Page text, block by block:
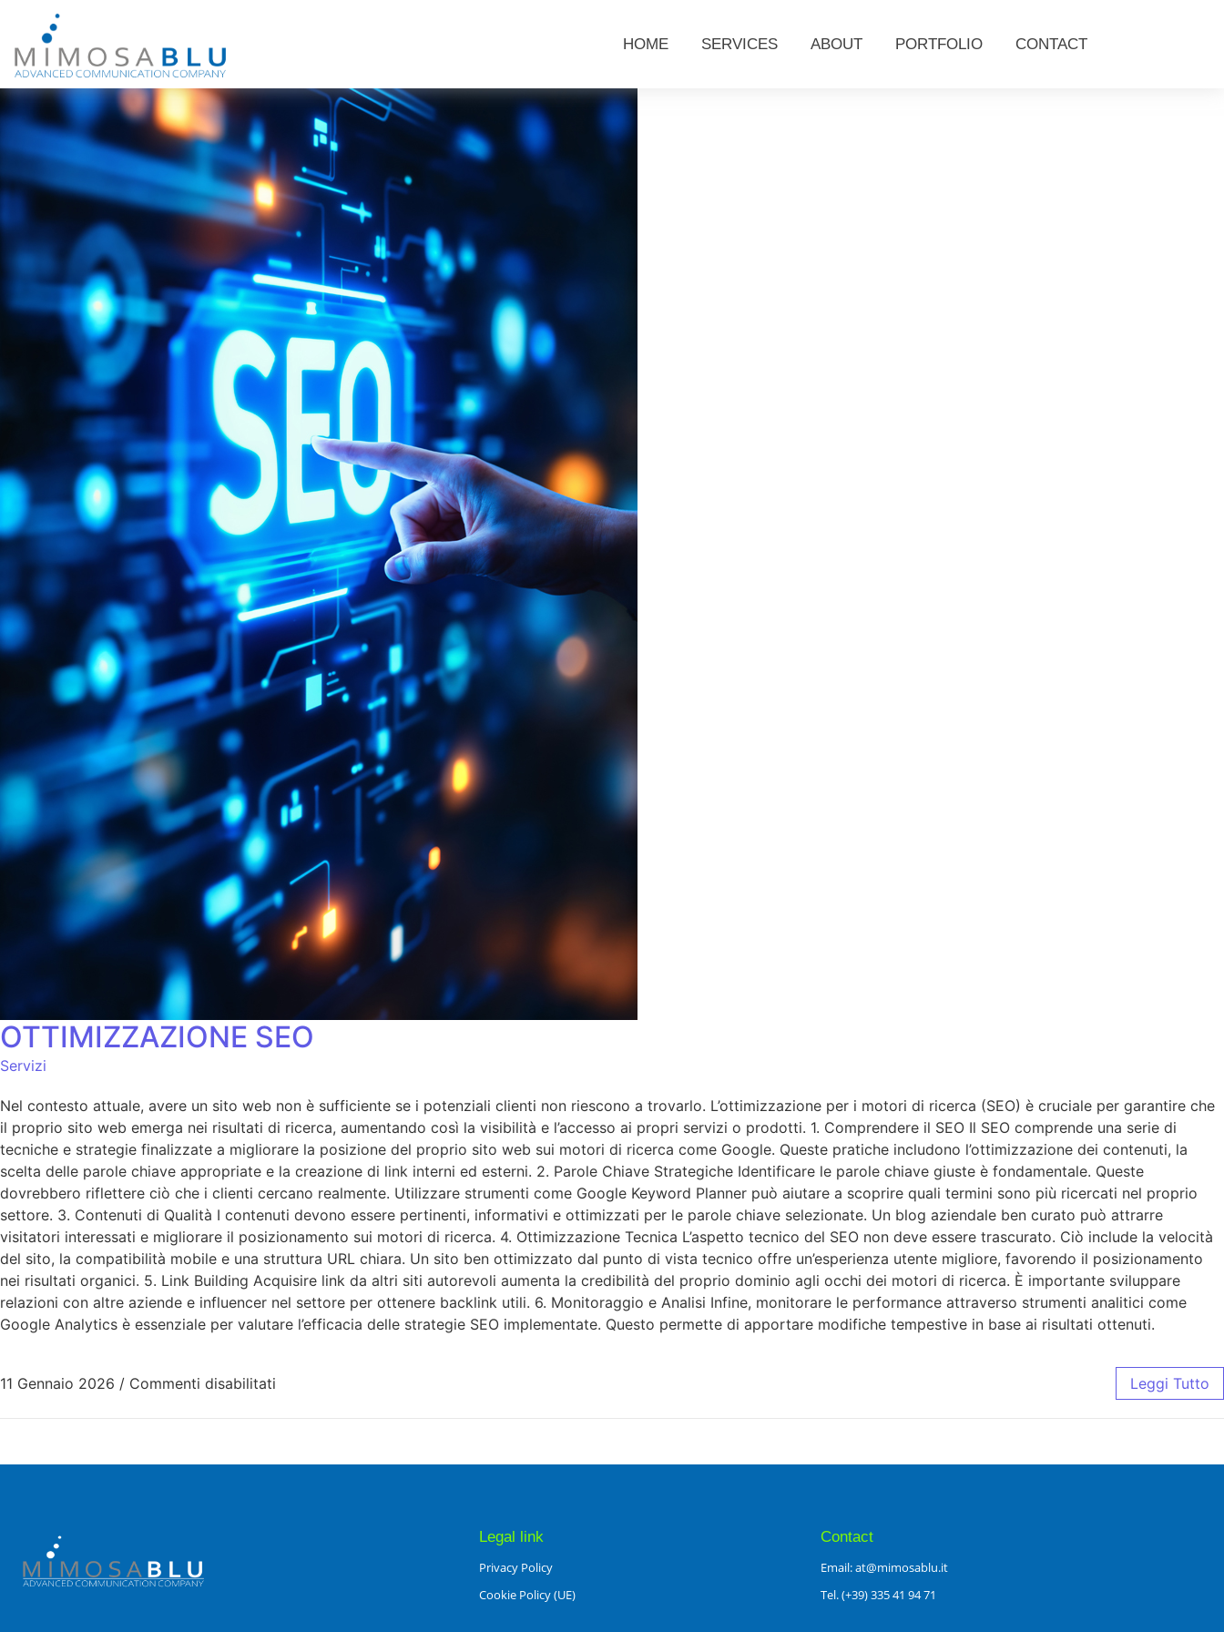
HOME SERVICES ABOUT PORTFOLIO CONTACT
OTTIMIZZAZIONE SEO
Servizi
Nel contesto attuale, avere un sito web non è sufficiente se i potenziali clienti non riescono a trovarlo. L’ottimizzazione per i motori di ricerca (SEO) è cruciale per garantire che
il proprio sito web emerga nei risultati di ricerca, aumentando così la visibilità e l’accesso ai propri servizi o prodotti. 1. Comprendere il SEO Il SEO comprende una serie di
tecniche e strategie finalizzate a migliorare la posizione del proprio sito web sui motori di ricerca come Google. Queste pratiche includono l’ottimizzazione dei contenuti, la
scelta delle parole chiave appropriate e la creazione di link interni ed esterni. 2. Parole Chiave Strategiche Identificare le parole chiave giuste è fondamentale. Queste
dovrebbero riflettere ciò che i clienti cercano realmente. Utilizzare strumenti come Google Keyword Planner può aiutare a scoprire quali termini sono più ricercati nel proprio
settore. 3. Contenuti di Qualità I contenuti devono essere pertinenti, informativi e ottimizzati per le parole chiave selezionate. Un blog aziendale ben curato può attrarre
visitatori interessati e migliorare il posizionamento sui motori di ricerca. 4. Ottimizzazione Tecnica L’aspetto tecnico del SEO non deve essere trascurato. Ciò include la velocità
del sito, la compatibilità mobile e una struttura URL chiara. Un sito ben ottimizzato dal punto di vista tecnico offre un’esperienza utente migliore, favorendo il posizionamento
nei risultati organici. 5. Link Building Acquisire link da altri siti autorevoli aumenta la credibilità del proprio dominio agli occhi dei motori di ricerca. È importante sviluppare
relazioni con altre aziende e influencer nel settore per ottenere backlink utili. 6. Monitoraggio e Analisi Infine, monitorare le performance attraverso strumenti analitici come
Google Analytics è essenziale per valutare l’efficacia delle strategie SEO implementate. Questo permette di apportare modifiche tempestive in base ai risultati ottenuti.
11 Gennaio 2026 / Commenti disabilitati Leggi Tutto
Legal link
Privacy Policy
Cookie Policy (UE)
Contact
Email: at@mimosablu.it
Tel. (+39) 335 41 94 71